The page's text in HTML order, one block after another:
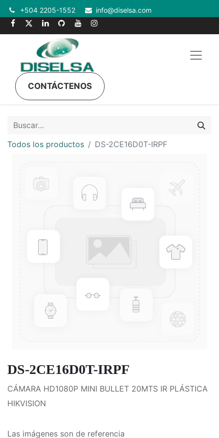
+504 2205-1552 info@diselsa.com
CONTÁCTENOS
Todos los productos DS-2CE16D0T-IRPF
DS-2CE16D0T-IRPF
CÁMARA HD1080P MINI BULLET 20MTS IR PLÁSTICA
HIKVISION
Las imágenes son de referencia